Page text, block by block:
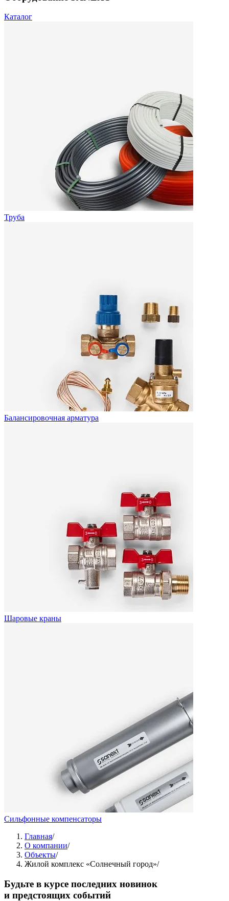
Каталог
Труба
Балансировочная арматура
Шаровые краны
Сильфонные компенсаторы
Главная/
О компании/
Объекты/
Жилой комплекс «Солнечный город»/
Будьте в курсе последних новинок
и предстоящих событий